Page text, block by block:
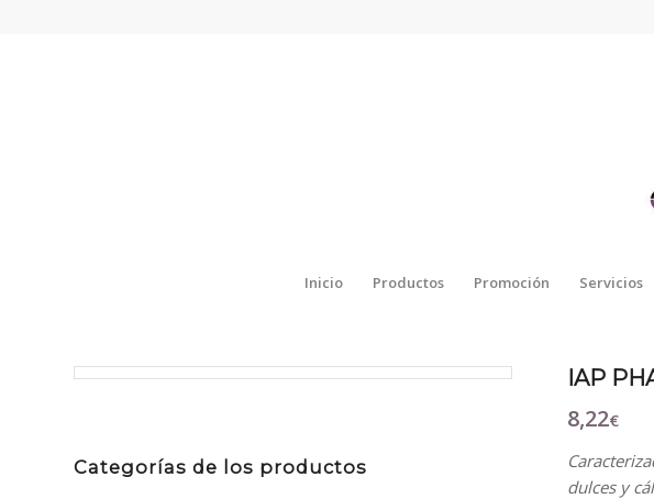
Inicio Productos Promoción Servicios
Categorías de los productos
IAP
8,22€
dulces y